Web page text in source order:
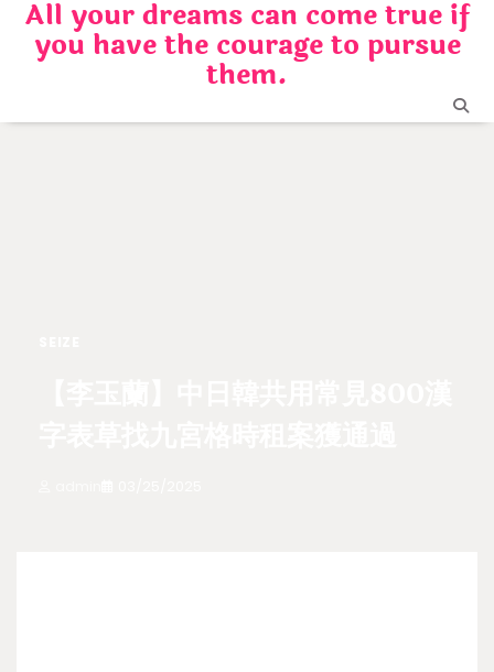
Skip
content
All your dreams can come true if
you have the courage to pursue
them.